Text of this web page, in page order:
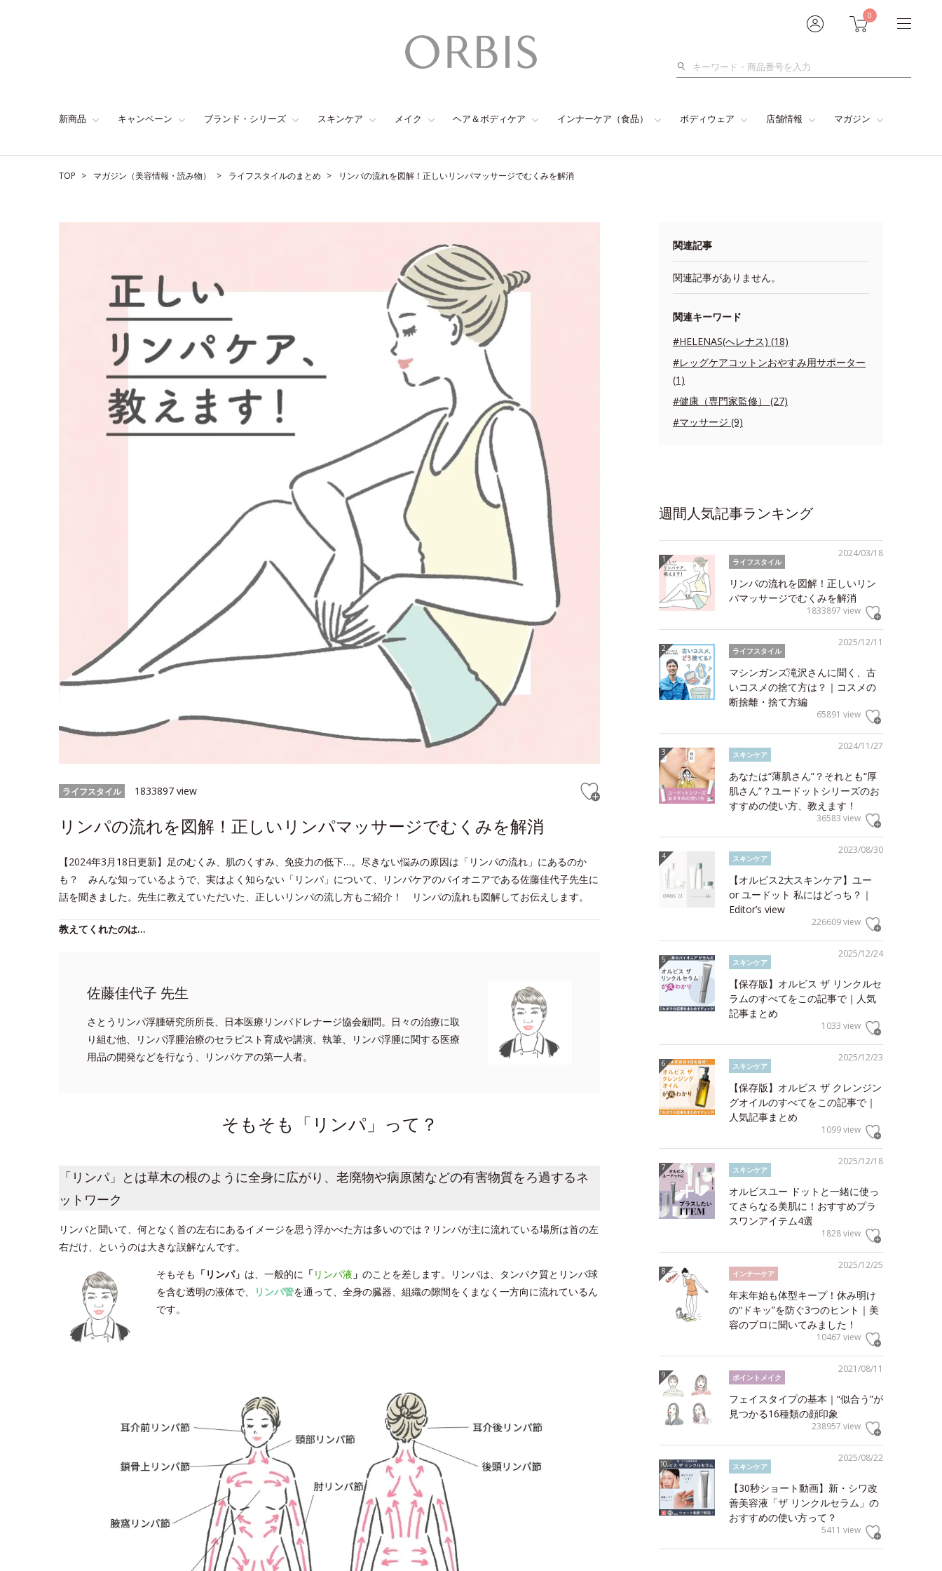
0
検
新商品 キャンペーン ブランド・シリーズ スキンケア メイク ヘア＆ボディケア インナーケア（食品） ボディウェア 店舗情報 マガジン
TOP マガジン（美容情報・読み物） ライフスタイルのまとめ リンパの流れを図解！正しいリンパマッサージでむくみを解消
ライフスタイル 1833897 view
リンパの流れを図解！正しいリンパマッサージでむくみを解消
【2024年3月18日更新】足のむくみ、肌のくすみ、免疫力の低下…。尽きない悩みの原因は「リンパの流れ」にあるのか
も？ みんな知っているようで、実はよく知らない「リンパ」について、リンパケアのパイオニアである佐藤佳代子先生に
話を聞きました。先生に教えていただいた、正しいリンパの流し方もご紹介！ リンパの流れも図解してお伝えします。
教えてくれたのは…
佐藤佳代子 先生
さとうリンパ浮腫研究所所長、日本医療リンパドレナージ協会顧問。日々の治療に取
り組む他、リンパ浮腫治療のセラピスト育成や講演、執筆、リンパ浮腫に関する医療
用品の開発などを行なう、リンパケアの第一人者。
そもそも「リンパ」って？
「リンパ」とは草木の根のように全身に広がり、老廃物や病原菌などの有害物質をろ過するネ
ットワーク
リンパと聞いて、何となく首の左右にあるイメージを思う浮かべた方は多いのでは？リンパが主に流れている場所は首の左
右だけ、というのは大きな誤解なんです。
そもそも 「リンパ」 は、一般的に 「リンパ液 」 のことを差します。リンパは、タンパク質とリンパ球
を含む透明の液体で、
リンパ管を通って、全身の臓器、組織の隙間をくまなく一方向に流れているん
です。
関連記事
関連記事がありません。
関連キーワード
#HELENAS(へレナス) (18)
#レッグケアコットンおやすみ用サポーター
(1)
#健康（専門家監修） (27)
#マッサージ (9)
週間人気記事ランキング
2024/03/18
ライフスタイル
リンパの流れを図解！正しいリン
パマッサージでむくみを解消
1833897 view
2025/12/11
ライフスタイル
マシンガンズ滝沢さんに聞く、古
いコスメの捨て方は？｜コスメの
断捨離・捨て方編
65891 view
2024/11/27
スキンケア
あなたは“薄肌さん”？それとも“厚
肌さん”？ユードットシリーズのお
すすめの使い方、教えます！
36583 view
2023/08/30
スキンケア
【オルビス2大スキンケア】ユー
or ユードット 私にはどっち？｜
Editor’s view
226609 view
2025/12/24
スキンケア
【保存版】オルビス ザ リンクルセ
ラムのすべてをこの記事で｜人気
記事まとめ
1033 view
2025/12/23
スキンケア
【保存版】オルビス ザ クレンジン
グオイルのすべてをこの記事で｜
人気記事まとめ
1099 view
2025/12/18
スキンケア
オルビスユー ドットと一緒に使っ
てさらなる美肌に！おすすめプラ
スワンアイテム4選
1828 view
2025/12/25
インナーケア
年末年始も体型キープ！休み明け
の“ドキッ”を防ぐ3つのヒント｜美
容のプロに聞いてみました！
10467 view
2021/08/11
ポイントメイク
フェイスタイプの基本｜“似合う”が
見つかる16種類の顔印象
238957 view
2025/08/22
スキンケア
【30秒ショート動画】新・シワ改
善美容液「ザ リンクルセラム」の
おすすめの使い方って？
5411 view